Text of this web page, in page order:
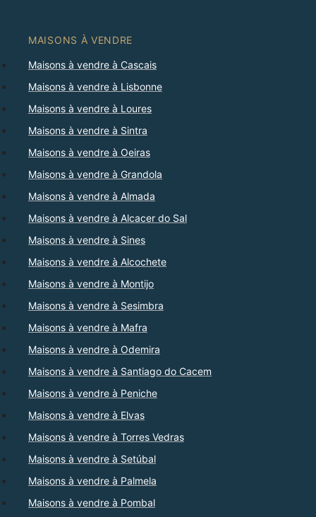
MAISONS À VENDRE
Maisons à vendre à Cascais
Maisons à vendre à Lisbonne
Maisons à vendre à Loures
Maisons à vendre à Sintra
Maisons à vendre à Oeiras
Maisons à vendre à Grandola
Maisons à vendre à Almada
Maisons à vendre à Alcacer do Sal
Maisons à vendre à Sines
Maisons à vendre à Alcochete
Maisons à vendre à Montijo
Maisons à vendre à Sesimbra
Maisons à vendre à Mafra
Maisons à vendre à Odemira
Maisons à vendre à Santiago do Cacem
Maisons à vendre à Peniche
Maisons à vendre à Elvas
Maisons à vendre à Torres Vedras
Maisons à vendre à Setúbal
Maisons à vendre à Palmela
Maisons à vendre à Pombal